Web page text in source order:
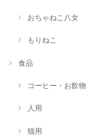
おちゃねこ八女
もりねこ
食品
コーヒー・お飲物
人用
猫用